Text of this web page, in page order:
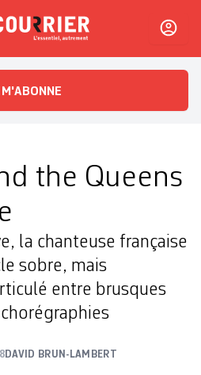
L'essentiel, autrement
M'ABONNE
the Queens
la chanteuse française
sobre, mais
entre brusques
DAVID BRUN-LAMBERT